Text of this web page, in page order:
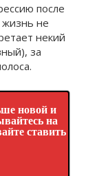
после
не
некий
за
новой и
на
ставить